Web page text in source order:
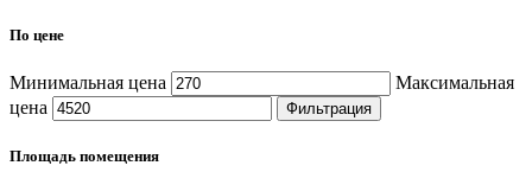
По цене
Минимальная цена
Максимальная
цена
Фильтрация
Площадь помещения